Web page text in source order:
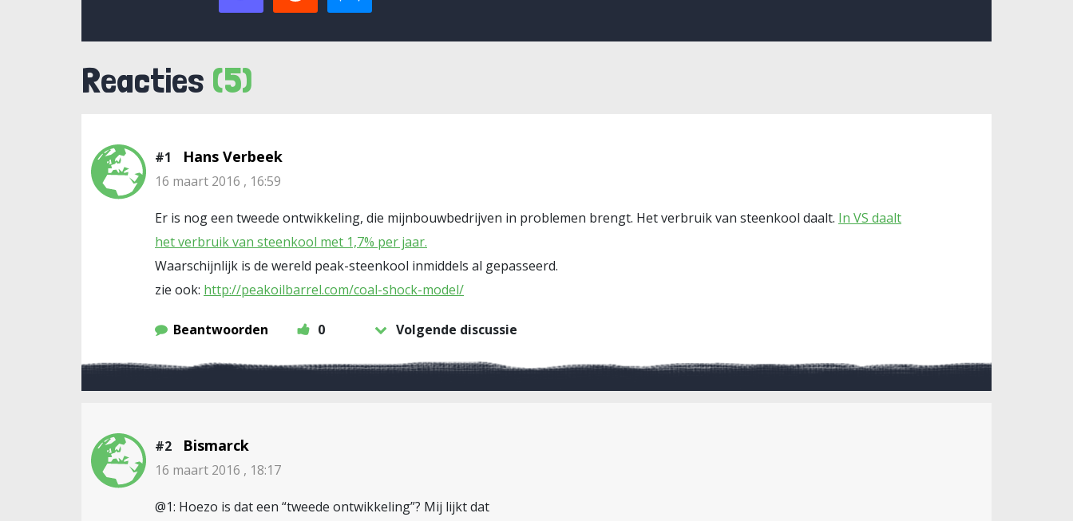
Reacties (5)
#1 Hans Verbeek
16 maart 2016 , 16:59
Er is nog een tweede ontwikkeling, die mijnbouwbedrijven in problemen brengt. Het verbruik van steenkool daalt. In VS daalt
het verbruik van steenkool met 1,7% per jaar.
Waarschijnlijk is de wereld peak-steenkool inmiddels al gepasseerd.
zie ook: http://peakoilbarrel.com/coal-shock-model/
Beantwoorden 0 Volgende discussie
#2 Bismarck
16 maart 2016 , 18:17
@1: Hoezo is dat een “tweede ontwikkeling”? Mij lijkt dat